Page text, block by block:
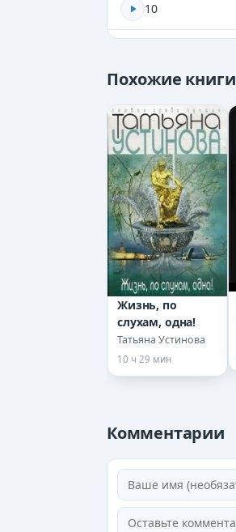
10
13
14
Похожие книги
Жизнь, по
слухам, одна!
Татьяна Устинова
10 ч 29 мин
Комментарии